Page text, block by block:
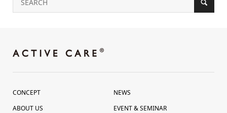
CONCEPT
ABOUT US
NEWS
EVENT & SEMINAR